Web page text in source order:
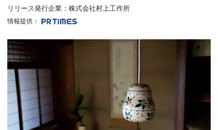
リリース発行企業：株式会社村上工作所
情報提供：